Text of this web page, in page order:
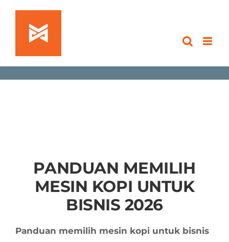
Skip
content
PANDUAN MEMILIH
MESIN KOPI UNTUK
BISNIS 2026
Panduan memilih mesin kopi untuk bisnis